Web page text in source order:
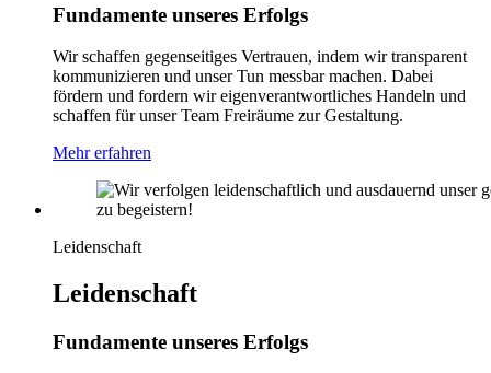
Fundamente unseres Erfolgs
Wir schaffen gegenseitiges Vertrauen, indem wir transparent
kommunizieren und unser Tun messbar machen. Dabei
fördern und fordern wir eigenverantwortliches Handeln und
schaffen für unser Team Freiräume zur Gestaltung.
Mehr erfahren
Leidenschaft
Leidenschaft
Fundamente unseres Erfolgs